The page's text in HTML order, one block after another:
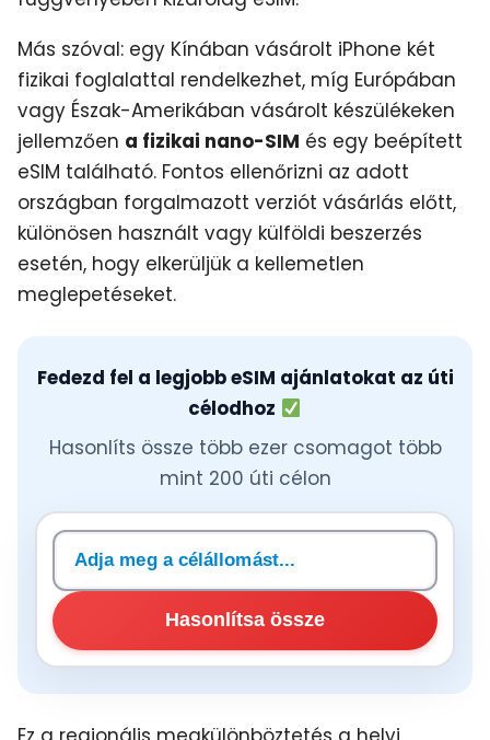
Más szóval: egy Kínában vásárolt iPhone két
fizikai foglalattal rendelkezhet, míg Európában
vagy Észak-Amerikában vásárolt készülékeken
jellemzően a fizikai nano-SIM és egy beépített
eSIM található. Fontos ellenőrizni az adott
országban forgalmazott verziót vásárlás előtt,
különösen használt vagy külföldi beszerzés
esetén, hogy elkerüljük a kellemetlen
meglepetéseket.
Fedezd fel a legjobb eSIM ajánlatokat az úti
célodhoz
Hasonlíts össze több ezer csomagot több
mint 200 úti célon
Célállomás keresése
Hasonlítsa össze